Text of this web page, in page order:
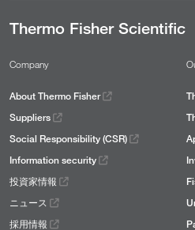
Thermo Fisher Scientific
Company
About Thermo Fisher
Suppliers
Social Responsibility (CSR)
Information security
投資家情報
ニュース
採用情報